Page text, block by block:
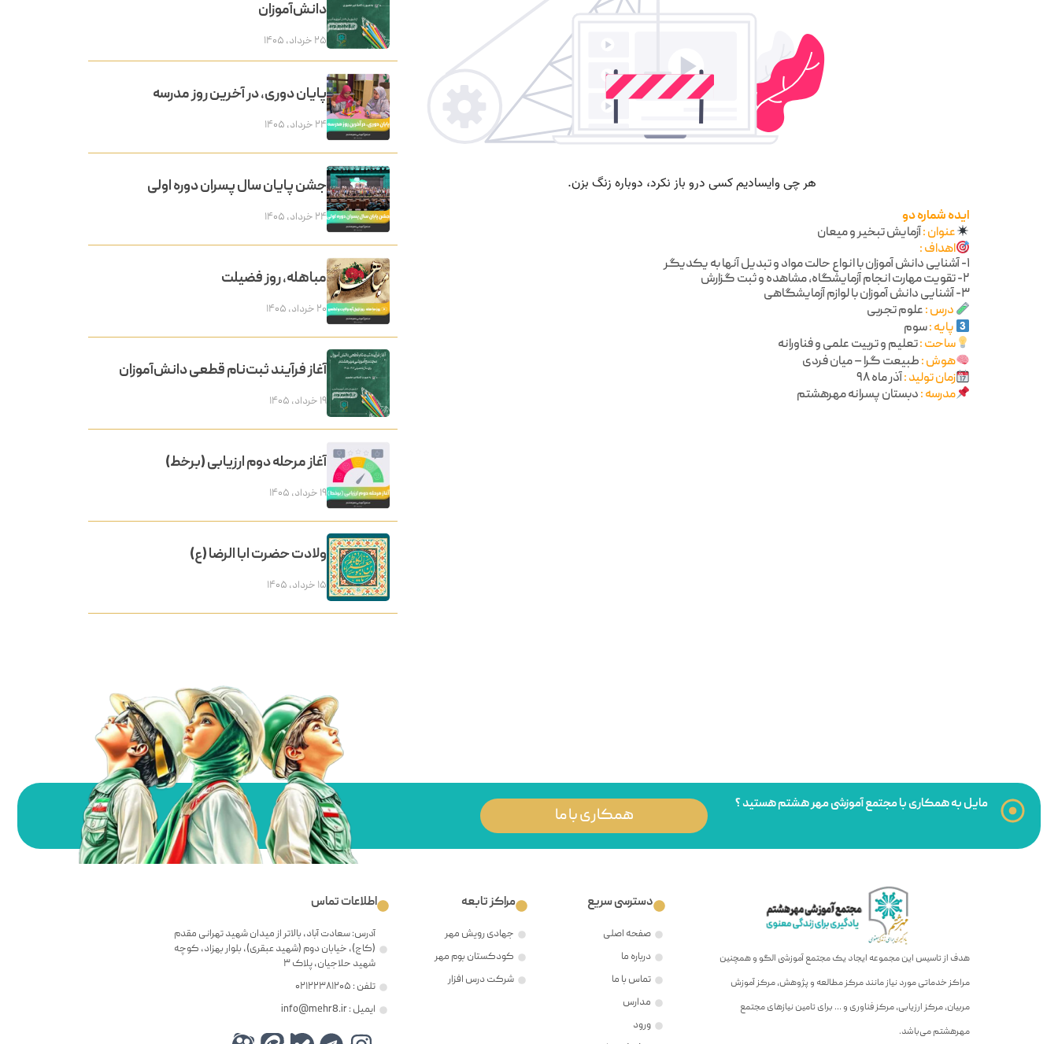
ایده شماره دو
عنوان :آزمایش تبخیر و میعان
اهداف :
۱- آشنایی دانش آموزان با انواع حالت مواد و تبدیل آنها به یکدیگر
۲- تقویت مهارت انجام آزمایشگاه، مشاهده و ثبت گزارش
۳- آشنایی دانش آموزان با لوازم آزمایشگاهی
درس :علوم تجربی
پایه :سوم
ساحت :تعلیم و تربیت علمی و فناورانه
هوش :طبیعت گرا – میان فردی
زمان تولید :آذر ماه ۹۸
مدرسه :دبستان پسرانه مهرهشتم
دانش‌آموزان
۲۵ خرداد, ۱۴۰۵
پایان دوری، در آخرین روز مدرسه
۲۴ خرداد, ۱۴۰۵
جشن پایان سال پسران دوره اولی
۲۴ خرداد, ۱۴۰۵
مباهله، روز فضیلت
۲۰ خرداد, ۱۴۰۵
آغاز فرآیند ثبت‌نام قطعی دانش‌آموزان
۱۹ خرداد, ۱۴۰۵
آغاز مرحله دوم ارزیابی (برخط)
۱۹ خرداد, ۱۴۰۵
ولادت حضرت ابا الرضا (ع)
۱۵ خرداد, ۱۴۰۵
مایل به همکاری با مجتمع آموزشی مهر هشتم هستید ؟
همکاری با ما
هدف از تاسیس این مجموعه ایجاد یک مجتمع آموزشی الگو و همچنین
مراکز خدماتی مورد نیاز مانند مرکز مطالعه و پژوهش، مرکز آموزش
مربیان، مرکز ارزیابی، مرکز فناوری و … برای تامین نیازهای مجتمع
مهرهشتم می‌باشد.
دسترسی سریع
صفحه اصلی
درباره ما
تماس با ما
مدارس
ورود
مراکز تابعه
جهادی رویش مهر
کودکستان بوم مهر
شرکت درس افزار
اطلاعات تماس
آدرس: سعادت آباد، بالاتر از میدان شهید تهرانی مقدم
(کاج)، خیابان دوم (شهید عبقری)، بلوار بهزاد، کوچه
شهید حلاجیان، پلاک ۳
تلفن : ۰۲۱۲۲۳۸۱۲۰۵
ایمیل : info@mehr8.ir